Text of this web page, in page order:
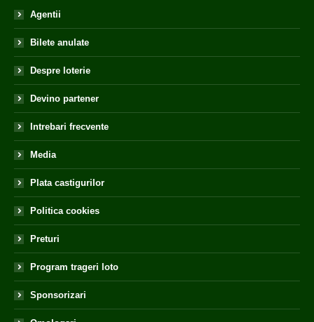
Agentii
Bilete anulate
Despre loterie
Devino partener
Intrebari frecvente
Media
Plata castigurilor
Politica cookies
Preturi
Program trageri loto
Sponsorizari